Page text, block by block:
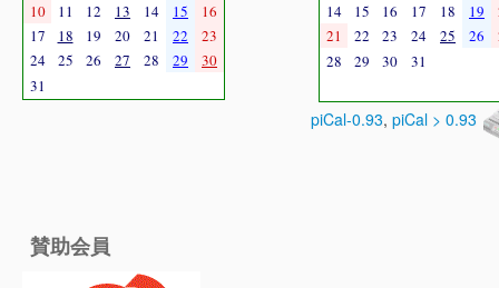
10
11 12 13 14 15
16
17
18 19 20 21 22
23
24
25 26 27 28 29
30
31
14
15 16 17 18 19
21
22 23 24 25 26
28
29 30 31
piCal-0.93, piCal > 0.93
賛助会員